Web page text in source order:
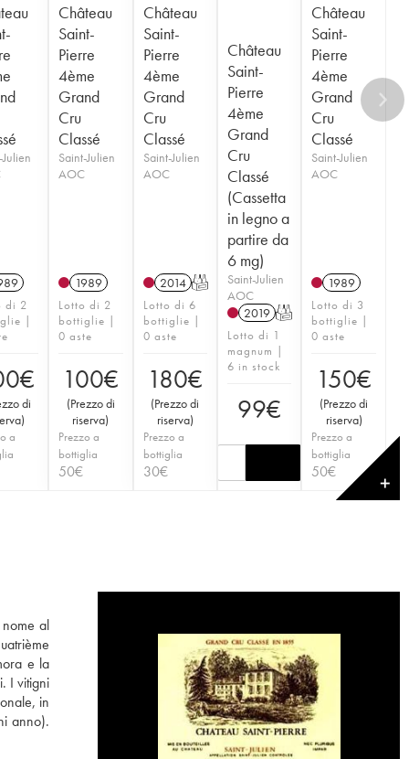
di 2
|
€
di
)
a
Château
Saint-
Pierre
4ème
Grand
Cru
Classé
Saint-Julien
AOC
1989
Lotto di 2
bottiglie |
0 aste
100€
(Prezzo di
riserva)
Prezzo a
bottiglia
50€
Château
Saint-
Pierre
4ème
Grand
Cru
Classé
Saint-Julien
AOC
2014 T
Lotto di 6
bottiglie |
0 aste
180€
(Prezzo di
riserva)
Prezzo a
bottiglia
30€
Château
Saint-
Pierre
4ème
Grand
Cru
Classé
(Cassetta
in legno a
partire da
6 mg)
Saint-Julien
AOC
2019 T
Lotto di 1
magnum |
6 in stock
99€
Château
Saint-
Pierre
4ème
Grand
Cru
Classé
Saint-Julien
AOC
1989
Lotto di 3
bottiglie |
0 aste
150€
(Prezzo di
riserva)
Prezzo a
bottiglia
50€
✕
al
e la
I vitigni
in
anno).